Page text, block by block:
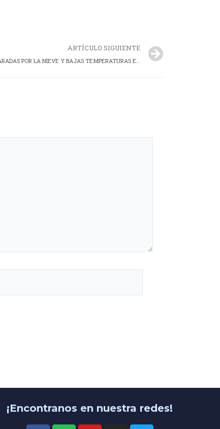
ARTÍCULO SIGUIENTE
PERITO MORENO: SE ASISTIO A PERSONAS VARADAS POR LA NIEVE Y BAJAS TEMPERATURAS EN ZONA RURAL
¡Encontranos en nuestra redes!